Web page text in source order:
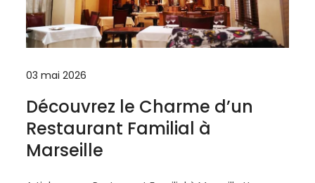
03 mai 2026
Découvrez le Charme d’un
Restaurant Familial à
Marseille